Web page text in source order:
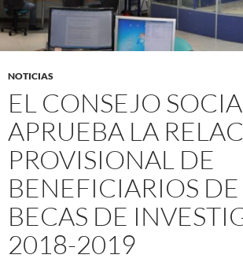
NOTICIAS
EL CONSEJO
APRUEBA LA
PROVISIONAL DE
BENEFICIARIOS DE
BECAS DE
2018-2019